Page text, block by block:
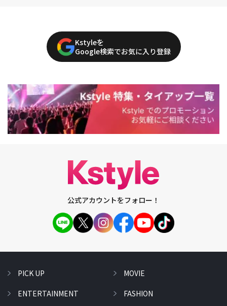
Kstyleを
Google検索でお気に入り登録
公式アカウントをフォロー！
PICK UP
ENTERTAINMENT
MOVIE
FASHION